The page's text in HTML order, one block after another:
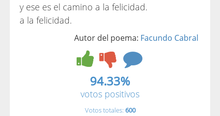
y ese es el camino a la felicidad.
a la felicidad.
Autor del poema: Facundo Cabral
94.33%
votos positivos
Votos totales: 600